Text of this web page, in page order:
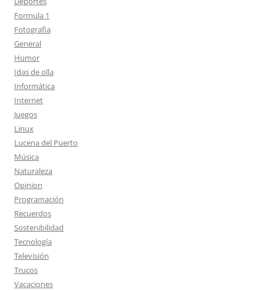
Formula 1
Fotografia
General
Humor
Idas de olla
Informática
Internet
Juegos
Linux
Lucena del Puerto
Música
Naturaleza
Opinion
Programación
Recuerdos
Sostenibilidad
Tecnología
Televisión
Trucos
Vacaciones